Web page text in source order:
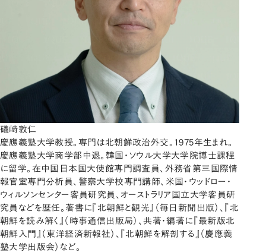
礒﨑敦仁
慶應義塾大学教授。専門は北朝鮮政治外交。1975年生まれ。
慶應義塾大学商学部中退。韓国・ソウル大学大学院博士課程
に留学。在中国日本国大使館専門調査員、外務省第三国際情
報官室専門分析員、警察大学校専門講師、米国・ウッドロー・
ウィルソンセンター客員研究員、オーストラリア国立大学客員研
究員などを歴任。著書に『北朝鮮と観光』（毎日新聞出版）、『北
朝鮮を読み解く』（時事通信出版局）、共著・編著に『最新版北
朝鮮入門』（東洋経済新報社）、『北朝鮮を解剖する』（慶應義
塾大学出版会）など。